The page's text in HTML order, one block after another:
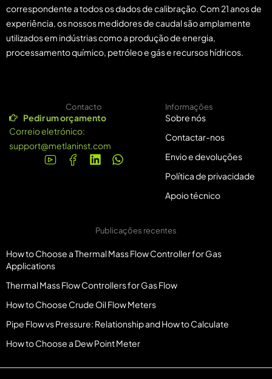
correspondente a todos os dados de calibração. Com 21 anos de
experiência, os nossos medidores de caudal são amplamente
utilizados em indústrias como a produção de energia,
processamento químico, petróleo e gás e recursos hídricos.
Contacto
Pedir um orçamento
Correio eletrónico:
support@metlaninst.com
Informações
Sobre nós
Contactar-nos
Envio e devoluções
Política de privacidade
Apoio técnico
Publicações recentes
How to Choose a Thermal Mass Flow Controller for Gas
Applications
Thermal Mass Flow Controllers for Gas Flow
How to Choose Crude Oil Flow Meters
Pipe Flow vs Pressure: Relationship and How to Calculate
How to Choose a Dew Point Meter